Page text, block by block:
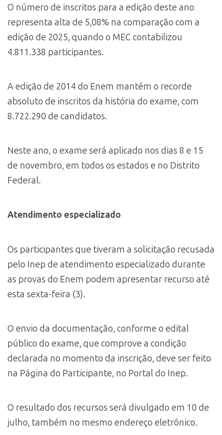
O número de inscritos para a edição deste ano
representa alta de 5,08% na comparação com a
edição de 2025, quando o MEC contabilizou
4.811.338 participantes.
A edição de 2014 do Enem mantém o recorde
absoluto de inscritos da história do exame, com
8.722.290 de candidatos.
Neste ano, o exame será aplicado nos dias 8 e 15
de novembro, em todos os estados e no Distrito
Federal.
Atendimento especializado
Os participantes que tiveram a solicitação recusada
pelo Inep de atendimento especializado durante
as provas do Enem podem apresentar recurso até
esta sexta-feira (3).
O envio da documentação, conforme o edital
público do exame, que comprove a condição
declarada no momento da inscrição, deve ser feito
na Página do Participante, no Portal do Inep.
O resultado dos recursos será divulgado em 10 de
julho, também no mesmo endereço eletrônico.